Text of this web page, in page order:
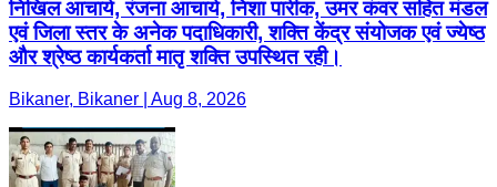
निखिल आचार्य, रंजना आचार्य, निशा पारीक, उमर कंवर सहित मंडल
एवं जिला स्तर के अनेक पदाधिकारी, शक्ति केंद्र संयोजक एवं ज्येष्ठ
और श्रेष्ठ कार्यकर्ता मातृ शक्ति उपस्थित रही।
Bikaner, Bikaner | Aug 8, 2026